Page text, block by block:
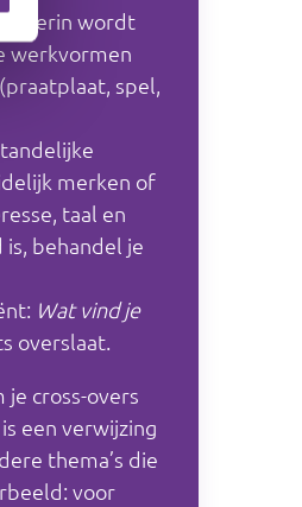
Hierin wordt
werkvormen
spel,
merken of
taal en
is, behandel je
Wat vind je
overslaat.
cross-overs
een verwijzing
thema’s die
voor